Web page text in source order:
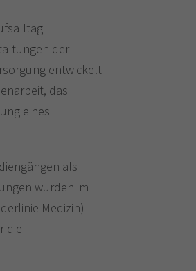
der
entwickelt
das
eines
als
wurden im
Medizin)
die